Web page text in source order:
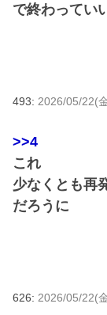
で終わってい
493: 2026/05/22(
>>4
これ
少なくとも再
だろうに
626: 2026/05/22(